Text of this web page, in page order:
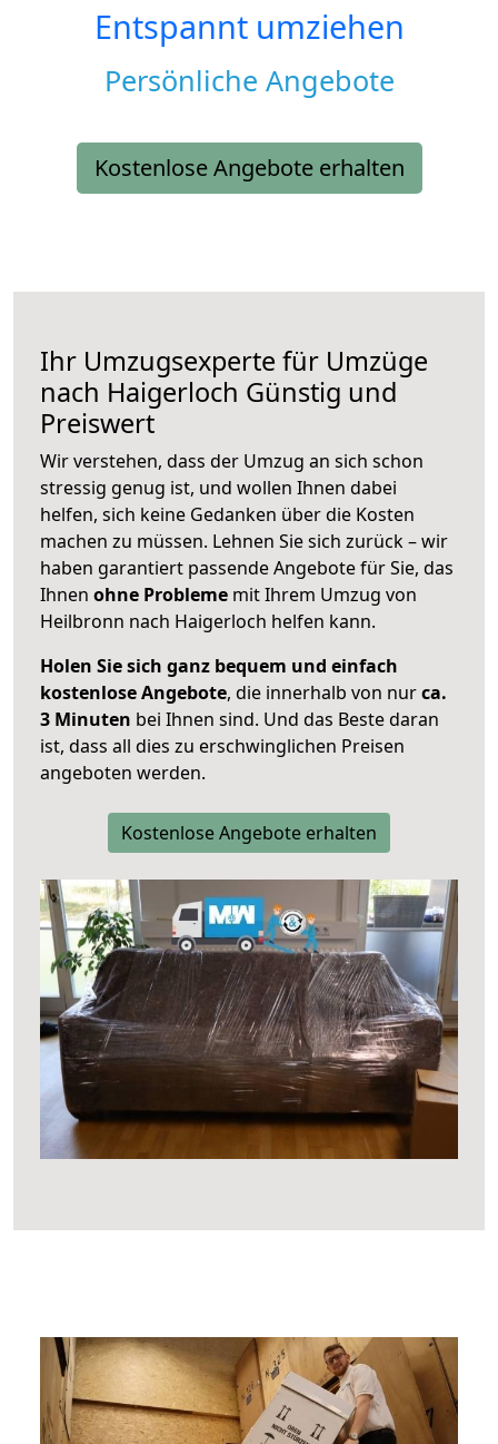
Entspannt umziehen
Persönliche Angebote
Kostenlose Angebote erhalten
Ihr Umzugsexperte für Umzüge
nach Haigerloch Günstig und
Preiswert
Wir verstehen, dass der Umzug an sich schon
stressig genug ist, und wollen Ihnen dabei
helfen, sich keine Gedanken über die Kosten
machen zu müssen. Lehnen Sie sich zurück – wir
haben garantiert passende Angebote für Sie, das
Ihnen ohne Probleme mit Ihrem Umzug von
Heilbronn nach Haigerloch helfen kann.
Holen Sie sich ganz bequem und einfach
kostenlose Angebote, die innerhalb von nurca.
3 Minuten bei Ihnen sind. Und das Beste daran
ist, dass all dies zu erschwinglichen Preisen
angeboten werden.
Kostenlose Angebote erhalten